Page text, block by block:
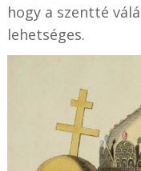
hogy a szentté
lehetséges.